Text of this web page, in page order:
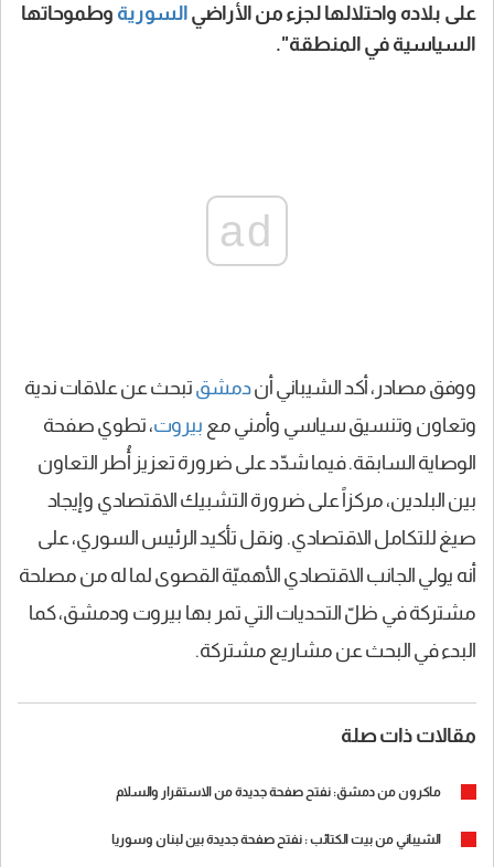
على بلاده واحتلالها لجزء من الأراضي السورية وطموحاتها
السياسية في المنطقة".
ad
ووفق مصادر، أكد الشيباني أندمشق تبحث عن علاقات ندية
وتعاون وتنسيق سياسي وأمني مع بيروت، تطوي صفحة
الوصاية السابقة. فيما شدّد على ضرورة تعزيز أُطر التعاون
بين البلدين، مركزاً على ضرورة التشبيك الاقتصادي وإيجاد
صيغ للتكامل الاقتصادي. ونقل تأكيد الرئيس السوري، على
أنه يولي الجانب الاقتصادي الأهميّة القصوى لما له من مصلحة
مشتركة في ظلّ التحديات التي تمر بها بيروت ودمشق، كما
البدء في البحث عن مشاريع مشتركة.
مقالات ذات صلة
ماكرون من دمشق: نفتح صفحة جديدة من الاستقرار والسلام
الشيباني من بيت الكتائب : نفتح صفحة جديدة بين لبنان وسوريا